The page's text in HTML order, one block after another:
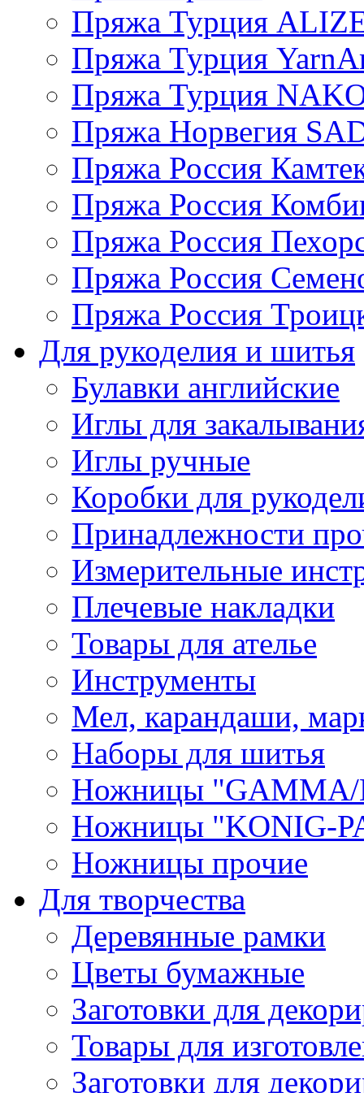
Пряжа Турция
Пряжа Турция
Пряжа Турция
Пряжа Норвегия
Пряжа Россия
Пряжа Россия
Пряжа Россия
Пряжа Россия
Пряжа Россия
Для рукоделия и шитья
Булавки английские
Иглы для
Иглы ручные
Коробки для
Принадлежности
Измерительные
Плечевые накладки
Товары для ателье
Инструменты
Мел, карандаши,
Наборы для шитья
Ножницы "GAMMA/
Ножницы "KONIG-
Ножницы прочие
Для творчества
Деревянные рамки
Цветы бумажные
Заготовки для
Товары для
Заготовки для